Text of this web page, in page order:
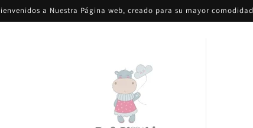
a Nuestra Página web, creado para su mayor comodidad